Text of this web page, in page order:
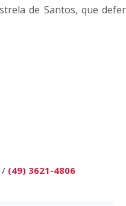
de Santos, que
/ (49) 3621-4806